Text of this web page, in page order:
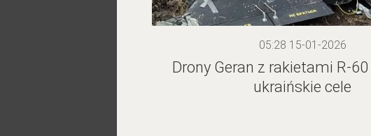
05:28 15-01-2026
Drony Geran z rakietami R-
ukraińskie cele